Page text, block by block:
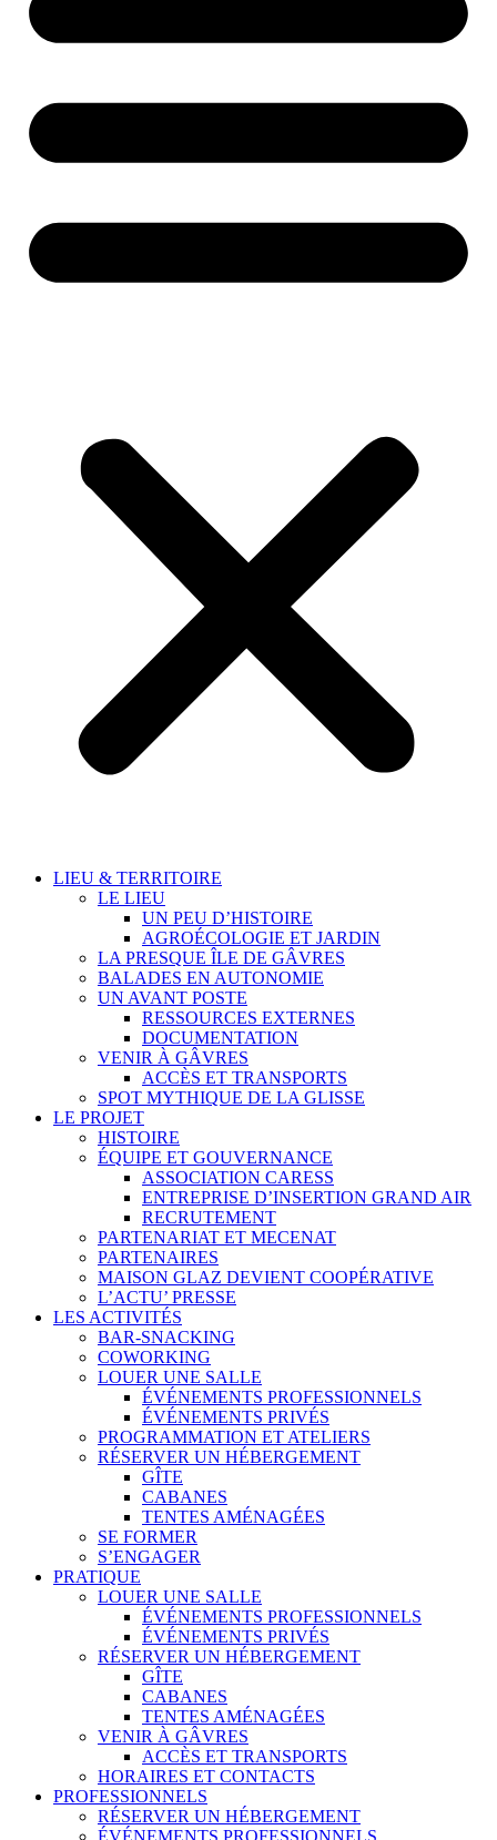
LIEU & TERRITOIRE
LE LIEU
UN PEU D’HISTOIRE
AGROÉCOLOGIE ET JARDIN
LA PRESQUE ÎLE DE GÂVRES
BALADES EN AUTONOMIE
UN AVANT POSTE
RESSOURCES EXTERNES
DOCUMENTATION
VENIR À GÂVRES
ACCÈS ET TRANSPORTS
SPOT MYTHIQUE DE LA GLISSE
LE PROJET
HISTOIRE
ÉQUIPE ET GOUVERNANCE
ASSOCIATION CARESS
ENTREPRISE D’INSERTION GRAND AIR
RECRUTEMENT
PARTENARIAT ET MECENAT
PARTENAIRES
MAISON GLAZ DEVIENT COOPÉRATIVE
L’ACTU’ PRESSE
LES ACTIVITÉS
BAR-SNACKING
COWORKING
LOUER UNE SALLE
ÉVÉNEMENTS PROFESSIONNELS
ÉVÉNEMENTS PRIVÉS
PROGRAMMATION ET ATELIERS
RÉSERVER UN HÉBERGEMENT
GÎTE
CABANES
TENTES AMÉNAGÉES
SE FORMER
S’ENGAGER
PRATIQUE
LOUER UNE SALLE
ÉVÉNEMENTS PROFESSIONNELS
ÉVÉNEMENTS PRIVÉS
RÉSERVER UN HÉBERGEMENT
GÎTE
CABANES
TENTES AMÉNAGÉES
VENIR À GÂVRES
ACCÈS ET TRANSPORTS
HORAIRES ET CONTACTS
PROFESSIONNELS
RÉSERVER UN HÉBERGEMENT
ÉVÉNEMENTS PROFESSIONNELS